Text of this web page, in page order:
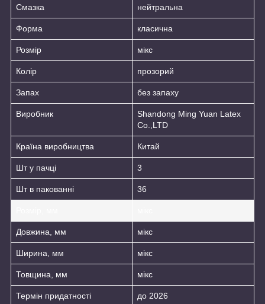
Смазка нейтральна
Форма класична
Розмір мікс
Колір прозорий
Запах без запаху
Виробник
Shandong Ming Yuan Latex
Co.,LTD
Країна виробництва Китай
Шт у пачці 3
Шт в пакованні 36
Довжина, мм мікс
Ширина, мм мікс
Товщина, мм мікс
Термін придатності до 2026